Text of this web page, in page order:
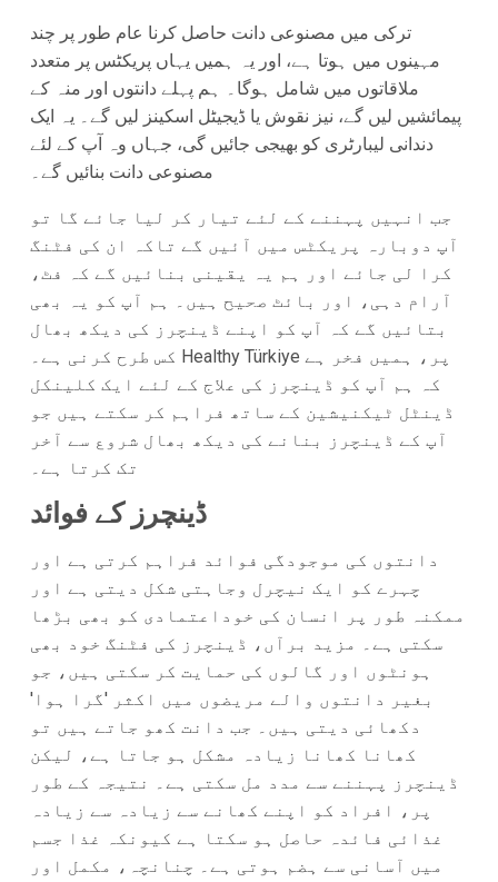
ترکی میں مصنوعی دانت حاصل کرنا عام طور پر چند
مہینوں میں ہوتا ہے، اور یہ ہمیں یہاں پریکٹس پر متعدد
ملاقاتوں میں شامل ہوگا۔ ہم پہلے دانتوں اور منہ کے
پیمائشیں لیں گے، نیز نقوش یا ڈیجیٹل اسکینز لیں گے۔ یہ ایک
دندانی لیبارٹری کو بھیجی جائیں گی، جہاں وہ آپ کے لئے
مصنوعی دانت بنائیں گے۔
جب انہیں پہننے کے لئے تیار کر لیا جائے گا تو
آپ دوبارہ پریکٹس میں آئیں گے تاکہ ان کی فٹنگ
کرا لی جائے اور ہم یہ یقینی بنائیں گے کہ فٹ،
آرام دہی، اور بائٹ صحیح ہیں۔ ہم آپ کو یہ بھی
بتائیں گے کہ آپ کو اپنے ڈینچرز کی دیکھ بھال
کس طرح کرنی ہے۔ Healthy Türkiye پر، ہمیں فخر ہے
کہ ہم آپ کو ڈینچرز کی علاج کے لئے ایک کلینکل
ڈینٹل ٹیکنیشین کے ساتھ فراہم کر سکتے ہیں جو
آپ کے ڈینچرز بنانے کی دیکھ بھال شروع سے آخر
تک کرتا ہے۔
ڈینچرز کے فوائد
دانتوں کی موجودگی فوائد فراہم کرتی ہے اور
چہرے کو ایک نیچرل وجاہتی شکل دیتی ہے اور
ممکنہ طور پر انسان کی خوداعتمادی کو بھی بڑھا
سکتی ہے۔ مزید برآں، ڈینچرز کی فٹنگ خود بھی
ہونٹوں اور گالوں کی حمایت کر سکتی ہیں، جو
بغیر دانتوں والے مریضوں میں اکثر 'گرا ہوا'
دکھائی دیتی ہیں۔ جب دانت کھو جاتے ہیں تو
کھانا کھانا زیادہ مشکل ہو جاتا ہے، لیکن
ڈینچرز پہننے سے مدد مل سکتی ہے۔ نتیجہ کے طور
پر، افراد کو اپنے کھانے سے زیادہ سے زیادہ
غذائی فائدہ حاصل ہو سکتا ہے کیونکہ غذا جسم
میں آسانی سے ہضم ہوتی ہے۔ چنانچہ، مکمل اور